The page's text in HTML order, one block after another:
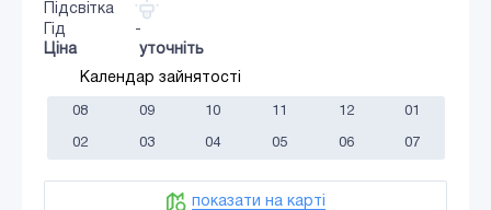
Підсвітка
Гід
-
Ціна
уточніть
Календар зайнятості
08 09 10 11 12 01
02 03 04 05 06 07
показати на карті